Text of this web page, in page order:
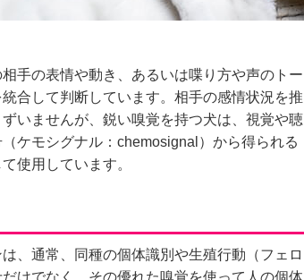
手の表情や動き、あるいは喋り方や声のトー
合して判断しています。相手の感情状況を推
いませんが、鋭い嗅覚を持つ犬は、視覚や聴
ケモシグナル：chemosignal）から得られる
使用しています。
、通常、同種の個体識別や生殖行動（フェロ
けでなく、その優れた嗅覚を使って人の個体